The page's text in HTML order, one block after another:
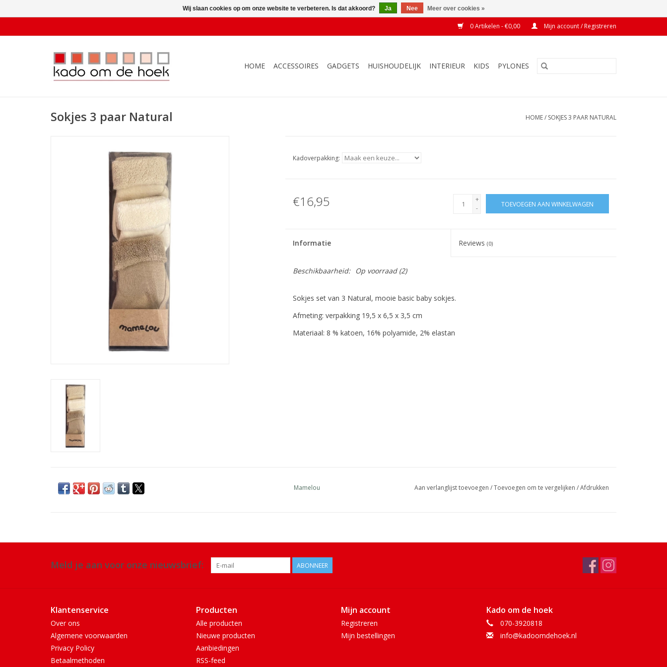
0 Artikelen - €0,00 Mijn account / Registreren
HOME ACCESSOIRES GADGETS HUISHOUDELIJK INTERIEUR KIDS PYLONES
Sokjes 3 paar Natural HOME/ SOKJES 3 PAAR NATURAL
Kadoverpakking:
€16,95
+
-
TOEVOEGEN AAN WINKELWAGEN
Informatie Reviews(0)
Beschikbaarheid: Op voorraad(2)
Sokjes set van 3 Natural, mooie basic baby sokjes.
Afmeting: verpakking 19,5 x 6,5 x 3,5 cm
Materiaal: 8 % katoen, 16% polyamide, 2% elastan
Mamelou Aan verlanglijst toevoegen /Toevoegen om te vergelijken /Afdrukken
Meld je aan voor onze nieuwsbrief: ABONNEER
Klantenservice
Over ons
Algemene voorwaarden
Privacy Policy
Betaalmethoden
Producten
Alle producten
Nieuwe producten
Aanbiedingen
RSS-feed
Mijn account
Registreren
Mijn bestellingen
Kado om de hoek
070-3920818
info@kadoomdehoek.nl
Wij slaan cookies op om onze website te verbeteren. Is dat akkoord? Ja Nee Meer over cookies »